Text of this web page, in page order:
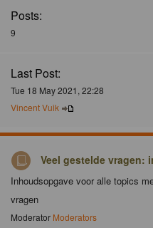
Posts:
9
Last Post:
Tue 18 May 2021, 22:28
Vincent Vuik
Veel gestelde vragen:
Inhoudsopgave voor alle topics
vragen
Moderator Moderators